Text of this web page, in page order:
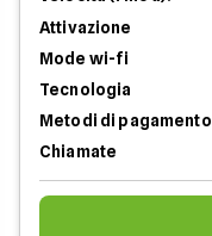
Attivazione
Mode wi-fi
Tecnologia
Metodi di pagamento
Chiamate